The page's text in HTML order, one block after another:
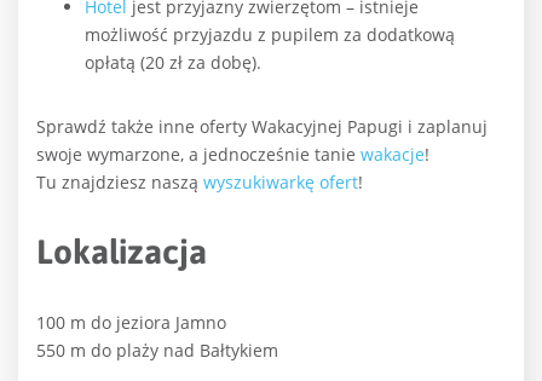
Hotel jest przyjazny zwierzętom – istnieje
możliwość przyjazdu z pupilem za dodatkową
opłatą (20 zł za dobę).
Sprawdź także inne oferty Wakacyjnej Papugi i zaplanuj
swoje wymarzone, a jednocześnie tanie wakacje!
Tu znajdziesz naszą wyszukiwarkę ofert!
Lokalizacja
100 m do jeziora Jamno
550 m do plaży nad Bałtykiem